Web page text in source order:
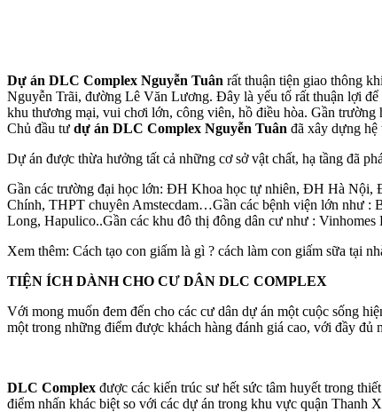
Dự án DLC Complex Nguyễn Tuân rất thuận tiện giao thông
Nguyễn Trãi, đường Lê Văn Lương. Đây là yếu tố rất thuận lợi
khu thương mại, vui chơi lớn, công viên, hồ điều hòa. Gần
Chủ đầu tư dự án DLC Complex Nguyễn Tuân đã xây dựng hệ
Dự án được thừa hưởng tất cả những cơ sở vật chất, hạ tầng đã
Gần các trường đại học lớn: ĐH Khoa học tự nhiên, ĐH Hà Nội,
Chính, THPT chuyên Amstecdam…Gần các bệnh viện lớn như :
Long, Hapulico..Gần các khu đô thị đông dân cư như :
Xem thêm: Cách tạo con giấm là gì ? cách làm con giấm sữa tại
TIỆN ÍCH DÀNH CHO CƯ DÂN DLC COMPLEX
Với mong muốn đem đến cho các cư dân dự án một cuộc sống
một trong những điểm được khách hàng đánh giá cao, với đầy đủ
DLC Complex được các kiến trúc sư hết sức tâm huyết trong
điểm nhấn khác biệt so với các dự án trong khu vực quận Thanh